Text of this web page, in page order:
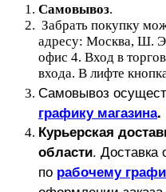
Самовывоз.
Забрать покупку
адресу: Москва, Ш.
офис 4. Вход в
входа. В лифте
Самовывоз
графику магазина.
Курьерская
области. Доставка
по рабочему